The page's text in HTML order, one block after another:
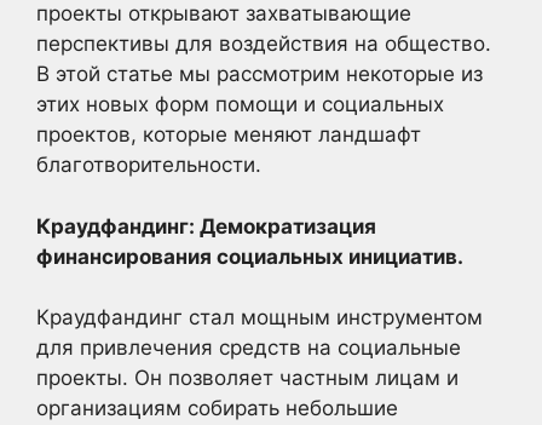
проекты открывают захватывающие
перспективы для воздействия на общество.
В этой статье мы рассмотрим некоторые из
этих новых форм помощи и социальных
проектов, которые меняют ландшафт
благотворительности.
Краудфандинг: Демократизация
финансирования социальных инициатив.
Краудфандинг стал мощным инструментом
для привлечения средств на социальные
проекты. Он позволяет частным лицам и
организациям собирать небольшие